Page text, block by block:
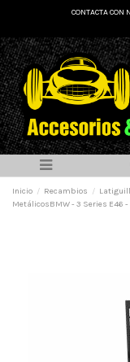
CONTACTA CON
Inicio Recambios
MetálicosBMW - 3 Series E46 -